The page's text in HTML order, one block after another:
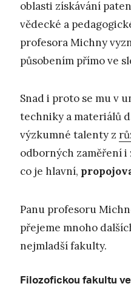
oblasti získávání
vědecké a
profesora Michny
působením přímo ve
Snad i proto se mu v
techniky a materiálů
výzkumné talenty z
odborných zaměření i
co je hlavní,
Panu profesoru
přejeme mnoho
nejmladší fakulty.
Filozofickou fakultu